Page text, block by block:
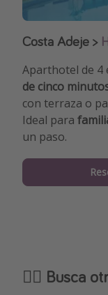
Costa Adeje >
Aparthotel de 4
de cinco
con terraza o
Ideal para
un paso.
🕵️‍♂️ Busca